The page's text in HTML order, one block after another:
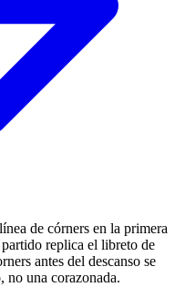
de córners en la primera
replica el libreto de
antes del descanso se
no una corazonada.